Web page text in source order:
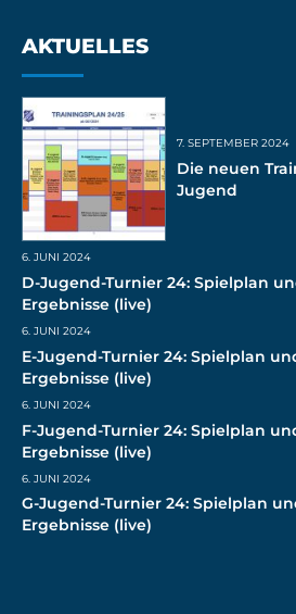
AKTUELLES
7. SEPTEMBER 2024
Die neuen
Jugend
6. JUNI 2024
D-Jugend-Turnier 24: Spielplan
Ergebnisse (live)
6. JUNI 2024
E-Jugend-Turnier 24: Spielplan
Ergebnisse (live)
6. JUNI 2024
F-Jugend-Turnier 24: Spielplan
Ergebnisse (live)
6. JUNI 2024
G-Jugend-Turnier 24: Spielplan
Ergebnisse (live)